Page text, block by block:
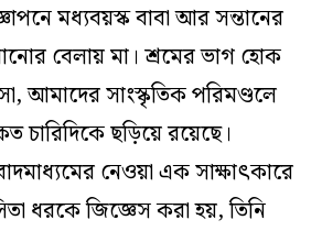
মধ্যবয়স্ক বাবা আর সন্তানের
বেলায় মা। শ্রমের ভাগ হোক
আমাদের সাংস্কৃতিক পরিমণ্ডলে
চারিদিকে ছড়িয়ে রয়েছে।
নেওয়া এক সাক্ষাৎকারে
ধরকে জিজ্ঞেস করা হয়, তিনি